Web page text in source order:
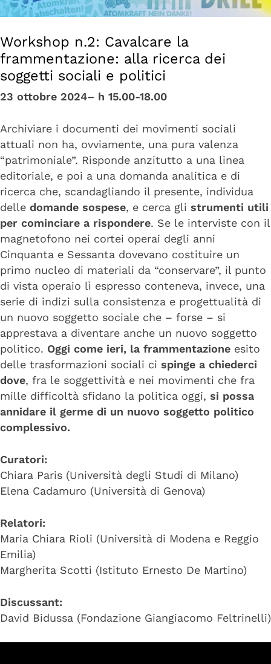
Workshop n.2: Cavalcare la
frammentazione: alla ricerca dei
soggetti sociali e politici
23 ottobre 2024– h 15.00-18.00
Archiviare i documenti dei movimenti sociali
attuali non ha, ovviamente, una pura valenza
“patrimoniale”. Risponde anzitutto a una linea
editoriale, e poi a una domanda analitica e di
ricerca che, scandagliando il presente, individua
delle domande sospese, e cerca gli strumenti utili
per cominciare a rispondere. Se le interviste con il
magnetofono nei cortei operai degli anni
Cinquanta e Sessanta dovevano costituire un
primo nucleo di materiali da “conservare”, il punto
di vista operaio lì espresso conteneva, invece, una
serie di indizi sulla consistenza e progettualità di
un nuovo soggetto sociale che – forse – si
apprestava a diventare anche un nuovo soggetto
politico. Oggi come ieri, la frammentazione esito
delle trasformazioni sociali ci spinge a chiederci
dove, fra le soggettività e nei movimenti che fra
mille difficoltà sfidano la politica oggi, si possa
annidare il germe di un nuovo soggetto politico
complessivo.
Curatori:
Chiara Paris (Università degli Studi di Milano)
Elena Cadamuro (Università di Genova)
Relatori:
Maria Chiara Rioli (Università di Modena e Reggio
Emilia)
Margherita Scotti (Istituto Ernesto De Martino)
Discussant:
David Bidussa (Fondazione Giangiacomo Feltrinelli)